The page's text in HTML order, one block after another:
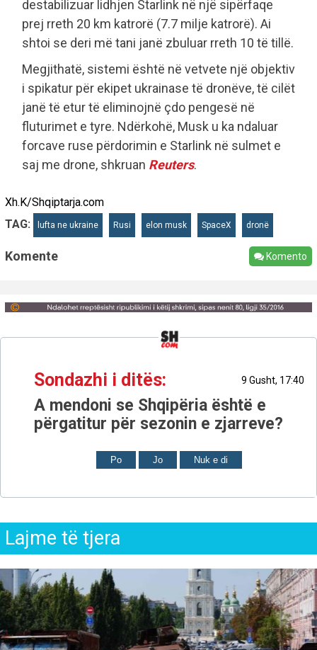
destabilizuar lidhjen Starlink në një sipërfaqe
prej rreth 20 km katrorë (7.7 milje katrorë). Ai
shtoi se deri më tani janë zbuluar rreth 10 të tillë.
Megjithatë, sistemi është në vetvete një objektiv
i spikatur për ekipet ukrainase të dronëve, të cilët
janë të etur të eliminojnë çdo pengesë në
fluturimet e tyre. Ndërkohë, Musk u ka ndaluar
forcave ruse përdorimin e Starlink në sulmet e
saj me drone, shkruan Reuters.
Xh.K/Shqiptarja.com
TAG:
lufta ne ukraine Rusi elon musk SpaceX dronë
Komente Komento
Sondazhi i ditës: 9 Gusht, 17:40
A mendoni se Shqipëria është e
përgatitur për sezonin e zjarreve?
Po Jo Nuk e di
Lajme të tjera